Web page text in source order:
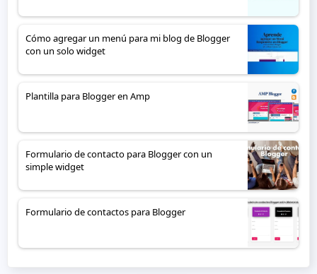
Cómo agregar un menú para mi blog de Blogger
con un solo widget
Plantilla para Blogger en Amp
Formulario de contacto para Blogger con un
simple widget
Formulario de contactos para Blogger